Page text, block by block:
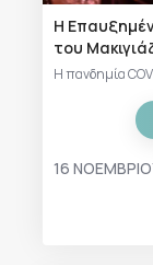
Η
του
Η πανδημία
16